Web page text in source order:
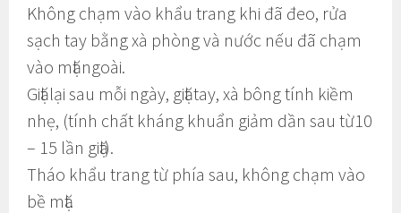
Không chạm vào khẩu trang khi đã đeo, rửa
sạch tay bằng xà phòng và nước nếu đã chạm
vào mặt ngoài.
Giặt lại sau mỗi ngày, giặt tay, xà bông tính kiềm
nhẹ, (tính chất kháng khuẩn giảm dần sau từ10
– 15 lần giặt).
Tháo khẩu trang từ phía sau, không chạm vào
bề mặt.